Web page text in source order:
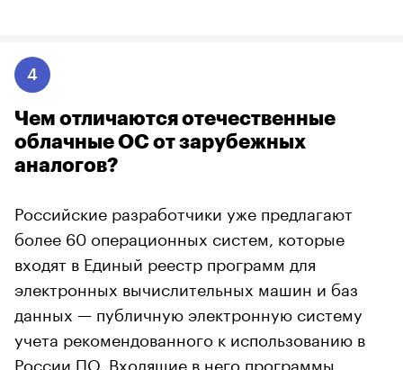
4
Чем отличаются отечественные
облачные ОС от зарубежных
аналогов?
Российские разработчики уже предлагают
более 60 операционных систем, которые
входят в Единый реестр программ для
электронных вычислительных машин и баз
данных — публичную электронную систему
учета рекомендованного к использованию в
России ПО. Входящие в него программы